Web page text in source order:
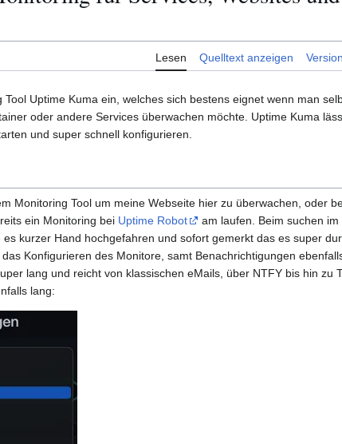
Lesen Quelltext anzeigen
Uptime Kuma ein, welches sich bestens eignet wenn man
oder andere Services überwachen möchte. Uptime Kuma
und super schnell konfigurieren.
Monitoring Tool um meine Webseite hier zu überwachen, oder
ein Monitoring bei Uptime Robot
am laufen. Beim suchen
kurzer Hand hochgefahren und sofort gemerkt das es super
Konfigurieren des Monitore, samt Benachrichtigungen
lang und reicht von klassischen eMails, über NTFY bis hin zu
lang: